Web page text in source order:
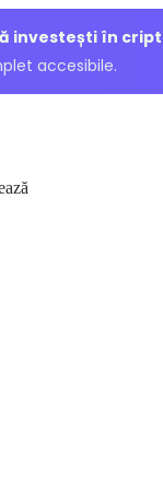
investești în
accesibile.